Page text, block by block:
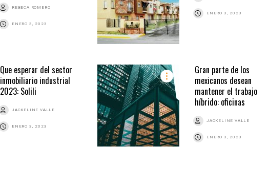
REBECA ROMERO
ENERO 3, 2023
ENERO 3, 2023
Que esperar del sector
inmobiliario industrial
2023: Solili
JACKELINE VALLE
ENERO 3, 2023
Gran parte de los
mexicanos desean
mantener el trabajo
híbrido: oficinas
JACKELINE VALLE
ENERO 3, 2023